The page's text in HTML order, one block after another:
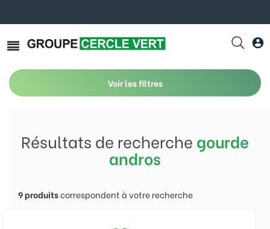
Voir les filtres
Résultats de recherche gourde
andros
9produitscorrespondent à votre recherche